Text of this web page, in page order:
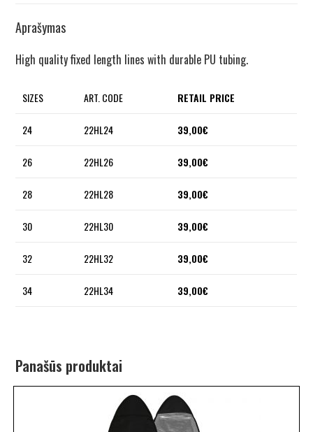
Aprašymas
High quality fixed length lines with durable PU tubing.
SIZES ART. CODE RETAIL PRICE
24 22HL24 39,00€
26 22HL26 39,00€
28 22HL28 39,00€
30 22HL30 39,00€
32 22HL32 39,00€
34 22HL34 39,00€
Panašūs produktai